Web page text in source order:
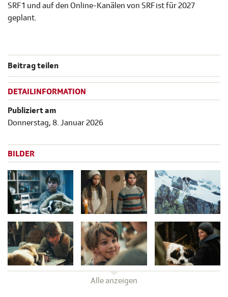
SRF 1 und auf den Online-Kanälen von SRF ist für 2027
geplant.
Beitrag teilen
DETAILINFORMATION
Publiziert am
Donnerstag, 8. Januar 2026
BILDER
Alle anzeigen